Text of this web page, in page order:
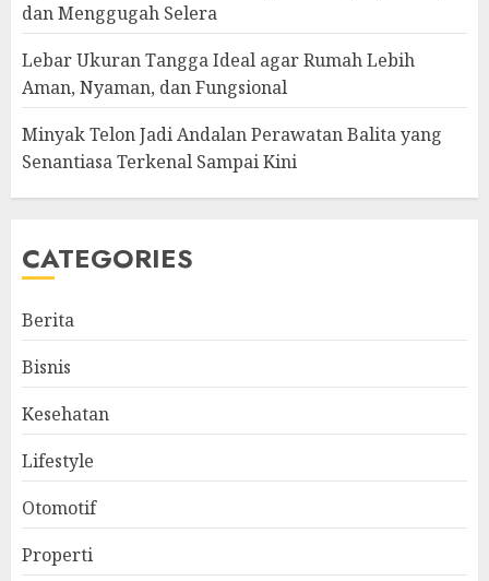
dan Menggugah Selera
Lebar Ukuran Tangga Ideal agar Rumah Lebih
Aman, Nyaman, dan Fungsional
Minyak Telon Jadi Andalan Perawatan Balita yang
Senantiasa Terkenal Sampai Kini
CATEGORIES
Berita
Bisnis
Kesehatan
Lifestyle
Otomotif
Properti